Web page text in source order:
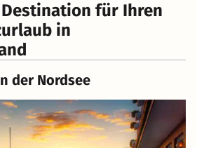
für Ihren
in
der Nordsee